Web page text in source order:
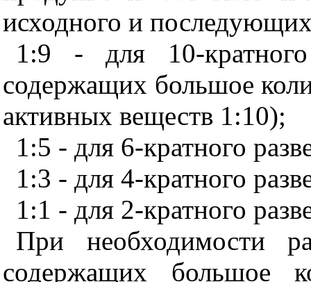
исходного и последующих
1:9 - для 10-кратного
содержащих большое
активных веществ 1:10);
1:5 - для 6-кратного
1:3 - для 4-кратного
1:1 - для 2-кратного
При необходимости
содержащих большое